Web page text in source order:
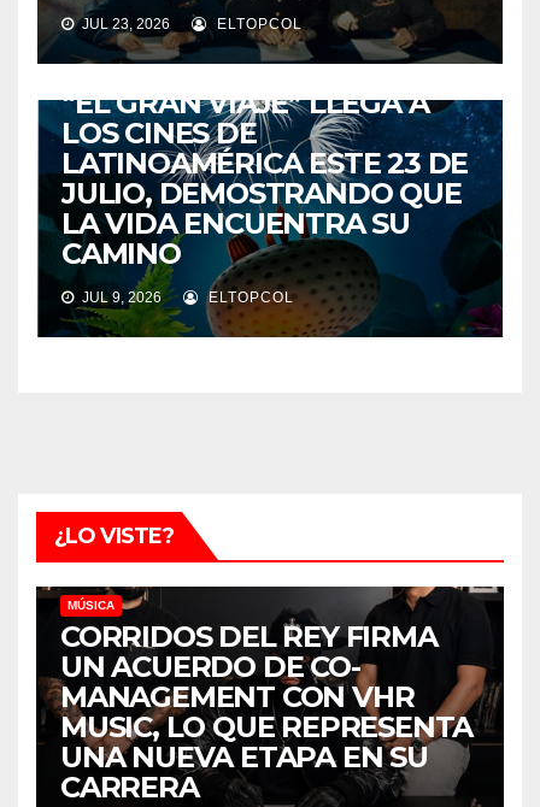
JUL 23, 2026 ELTOPCOL
“EL GRAN VIAJE” LLEGA A
LOS CINES DE
LATINOAMÉRICA ESTE 23 DE
JULIO, DEMOSTRANDO QUE
LA VIDA ENCUENTRA SU
CAMINO
JUL 9, 2026 ELTOPCOL
¿LO VISTE?
MÚSICA
CORRIDOS DEL REY FIRMA
UN ACUERDO DE CO-
MANAGEMENT CON VHR
MUSIC, LO QUE REPRESENTA
UNA NUEVA ETAPA EN SU
CARRERA